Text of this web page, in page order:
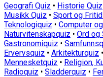
Geografi Quiz • Historie Quiz
Musikk Quiz • Sport og
Teknologiquiz • Computer
Naturvitenskapquiz • Ord og
Gastronomiquiz •
Ervervsquiz • Arkitekturquiz •
Mennesketquiz • Religion,
Radioquiz • Sladderquiz •